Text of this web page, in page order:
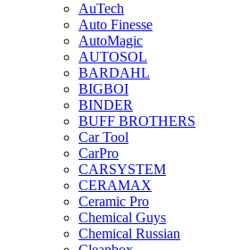
AuTech
Auto Finesse
AutoMagic
AUTOSOL
BARDAHL
BIGBOI
BINDER
BUFF BROTHERS
Car Tool
CarPro
CARSYSTEM
CERAMAX
Ceramic Pro
Chemical Guys
Chemical Russian